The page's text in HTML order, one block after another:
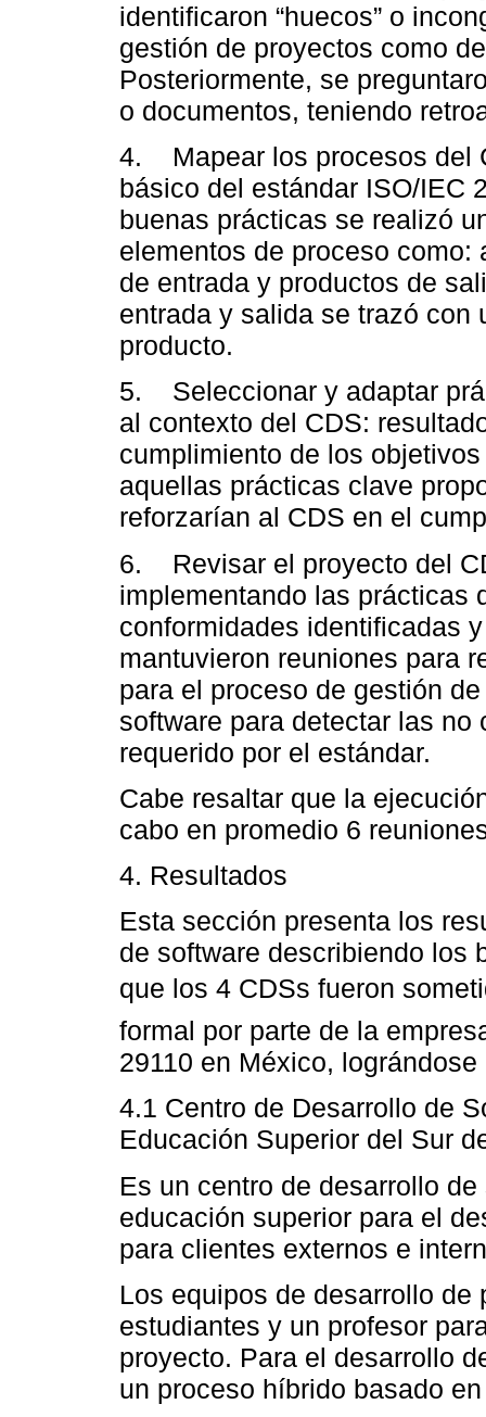
identificaron “huecos” o
gestión de proyectos como
Posteriormente, se
o documentos, teniendo
4. Mapear los procesos del
básico del estándar ISO/IEC
buenas prácticas se realizó
elementos de proceso
de entrada y productos de
entrada y salida se trazó con
producto.
5. Seleccionar y adaptar
al contexto del CDS:
cumplimiento de los
aquellas prácticas clave
reforzarían al CDS en el
6. Revisar el proyecto del
implementando las prácticas
conformidades identificadas
mantuvieron reuniones para
para el proceso de gestión
software para detectar las
requerido por el estándar.
Cabe resaltar que la
cabo en promedio 6
4. Resultados
Esta sección presenta los
de software describiendo los
que los 4 CDSs fueron
formal por parte de la
29110 en México,
4.1 Centro de Desarrollo de
Educación Superior del Sur
Es un centro de desarrollo
educación superior para el
para clientes externos e
Los equipos de desarrollo
estudiantes y un profesor
proyecto. Para el desarrollo
un proceso híbrido basado